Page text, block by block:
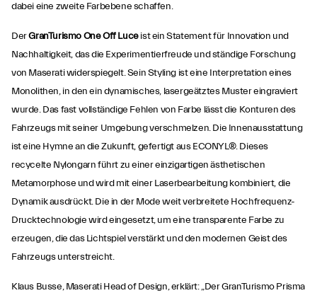
dabei eine zweite Farbebene schaffen.
DerGranTurismo One Off Luceist ein Statement für Innovation und
Nachhaltigkeit, das die Experimentierfreude und ständige Forschung
von Maserati widerspiegelt. Sein Styling ist eine Interpretation eines
Monolithen, in den ein dynamisches, lasergeätztes Muster eingraviert
wurde. Das fast vollständige Fehlen von Farbe lässt die Konturen des
Fahrzeugs mit seiner Umgebung verschmelzen. Die Innenausstattung
ist eine Hymne an die Zukunft, gefertigt aus ECONYL®. Dieses
recycelte Nylongarn führt zu einer einzigartigen ästhetischen
Metamorphose und wird mit einer Laserbearbeitung kombiniert, die
Dynamik ausdrückt. Die in der Mode weit verbreitete Hochfrequenz-
Drucktechnologie wird eingesetzt, um eine transparente Farbe zu
erzeugen, die das Lichtspiel verstärkt und den modernen Geist des
Fahrzeugs unterstreicht.
Klaus Busse, Maserati Head of Design, erklärt: „Der GranTurismo Prisma